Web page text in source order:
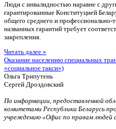
Люди с инвалидностью наравне с
гарантированные Конституцией
общего среднего и профессионально-
названных гарантий требует
закрепления.
Читать далее »
Оказание населению специальных
«социальное такси»)
Ольга Трипутень
Сергей Дроздовский
По информации, предоставленной
комитетами Республики Беларусь
учреждению «Офис по правам людей